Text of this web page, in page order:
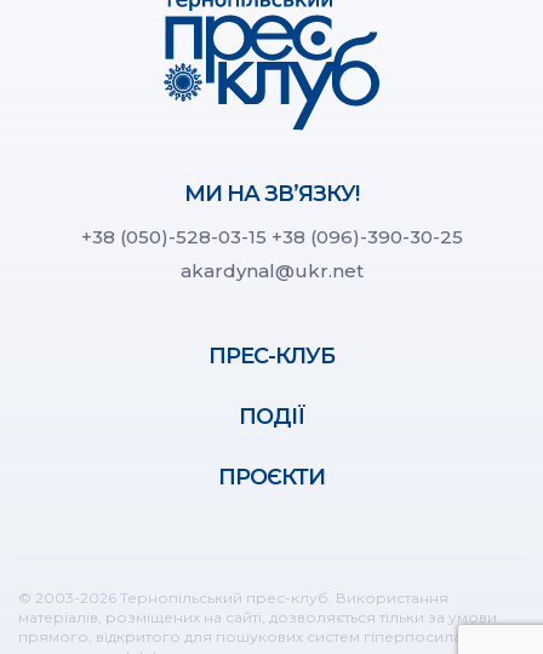
МИ НА ЗВ’ЯЗКУ!
+38 (050)-528-03-15 +38 (096)-390-30-25
akardynal@ukr.net
ПРЕС-КЛУБ
ПОДІЇ
ПРОЄКТИ
© 2003-2026 Тернопільський прес-клуб. Використання
матеріалів, розміщених на сайті, дозволяється тільки за умови
прямого, відкритого для пошукових систем гіперпосилання